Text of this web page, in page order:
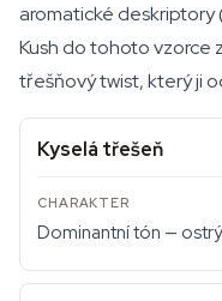
aromatické deskriptory
Kush do tohoto vzorce
třešňový twist, který ji
Kyselá třešeň
Dominantní tón —